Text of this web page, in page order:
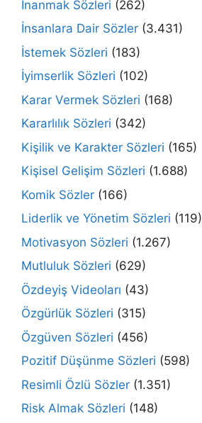
İnanmak Sözleri (262)
İnsanlara Dair Sözler (3.431)
İstemek Sözleri (183)
İyimserlik Sözleri (102)
Karar Vermek Sözleri (168)
Kararlılık Sözleri (342)
Kişilik ve Karakter Sözleri (165)
Kişisel Gelişim Sözleri (1.688)
Komik Sözler (166)
Liderlik ve Yönetim Sözleri (119)
Motivasyon Sözleri (1.267)
Mutluluk Sözleri (629)
Özdeyiş Videoları (43)
Özgürlük Sözleri (315)
Özgüven Sözleri (456)
Pozitif Düşünme Sözleri (598)
Resimli Özlü Sözler (1.351)
Risk Almak Sözleri (148)